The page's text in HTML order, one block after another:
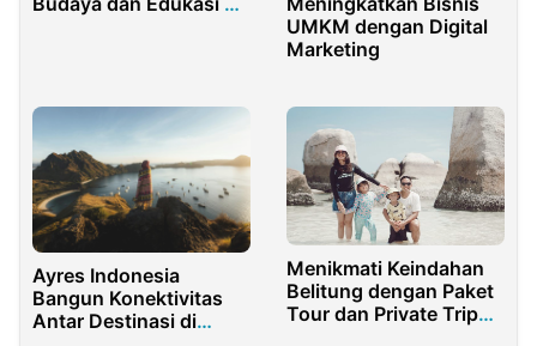
UMKM dengan Digital
Marketing
Ayres Indonesia
Bangun Konektivitas
Antar Destinasi di
Menikmati Keindahan
Belitung dengan Paket
Tour dan Private Trip